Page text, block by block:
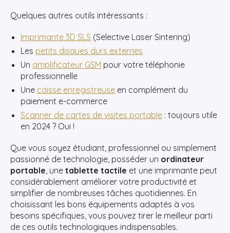
Quelques autres outils intéressants :
Imprimante 3D SLS (Selective Laser Sintering)
Les petits disques durs externes
Un amplificateur GSM pour votre téléphonie
professionnelle
Une caisse enregistreuse en complément du
paiement e-commerce
Scanner de cartes de visites portable : toujours utile
en 2024 ? Oui !
Que vous soyez étudiant, professionnel ou simplement
passionné de technologie, posséder un ordinateur
portable, une tablette tactile et une imprimante peut
considérablement améliorer votre productivité et
simplifier de nombreuses tâches quotidiennes. En
choisissant les bons équipements adaptés à vos
besoins spécifiques, vous pouvez tirer le meilleur parti
de ces outils technologiques indispensables.